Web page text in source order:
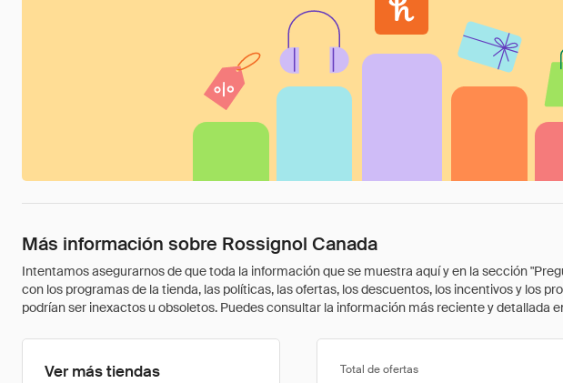
Más información sobre Rossignol Canada
Intentamos asegurarnos de que toda la información que se muestra aquí y en la sección
con los programas de la tienda, las políticas, las ofertas, los descuentos, los incentivos y los
podrían ser inexactos u obsoletos. Puedes consultar la información más reciente y detallada
Ver más tiendas Total de ofertas